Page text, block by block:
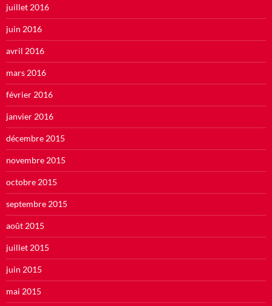
juillet 2016
juin 2016
avril 2016
mars 2016
février 2016
janvier 2016
décembre 2015
novembre 2015
octobre 2015
septembre 2015
août 2015
juillet 2015
juin 2015
mai 2015